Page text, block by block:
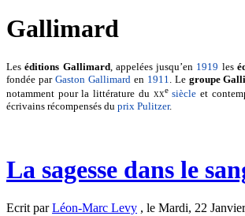
Gallimard
Leséditions Gallimard, appelées jusqu’en 1919 les
fondée par Gaston Gallimard en 1911 . Le groupe
notamment pour la littérature du xxesiècle et
écrivains récompensés du prix Pulitzer.
La sagesse dans le
Ecrit parLéon-Marc Levy , le Mardi, 22